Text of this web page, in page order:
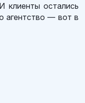
клиенты остались
агентство — вот в